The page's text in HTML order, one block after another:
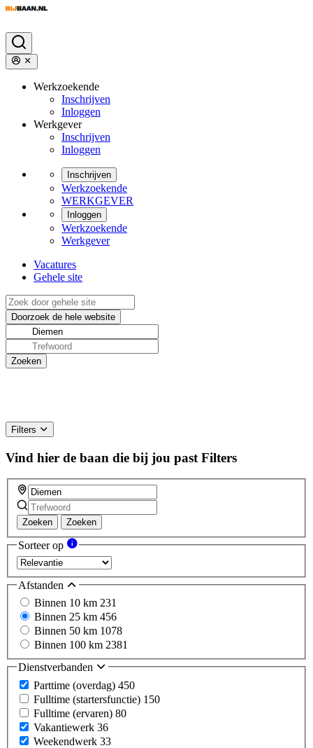
Werkzoekende
Inschrijven
Inloggen
Werkgever
Inschrijven
Inloggen
Inschrijven
Werkzoekende
WERKGEVER
Inloggen
Werkzoekende
Werkgever
Vacatures
Gehele site
Filters
Vind hier de baan die bij jou past Filters
Zoeken Zoeken
Sorteer op
Afstanden
Binnen 10 km 231
Binnen 25 km 456
Binnen 50 km 1078
Binnen 100 km 2381
Dienstverbanden
Parttime (overdag) 450
Fulltime (startersfunctie) 150
Fulltime (ervaren) 80
Vakantiewerk 36
Weekendwerk 33